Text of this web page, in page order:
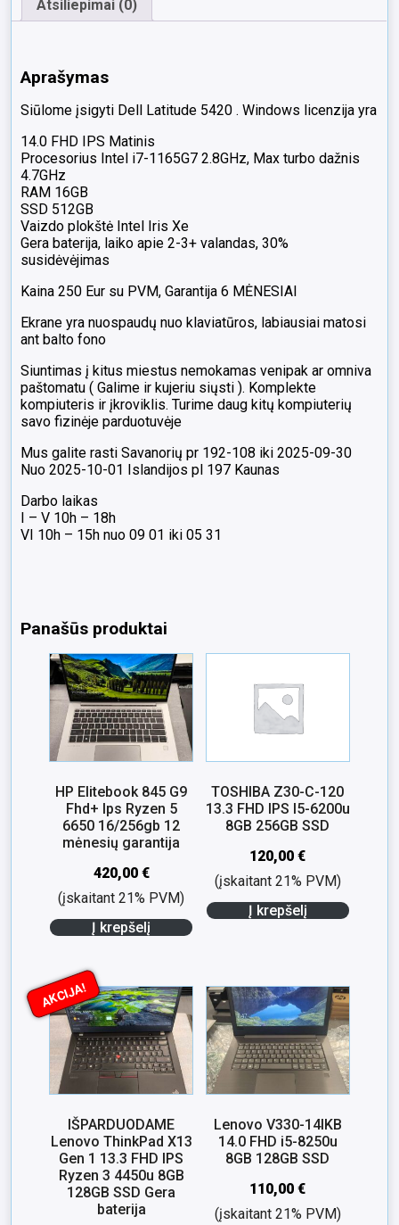
Atsiliepimai (0)
Aprašymas
Siūlome įsigyti Dell Latitude 5420 . Windows licenzija yra
14.0 FHD IPS Matinis
Procesorius Intel i7-1165G7 2.8GHz, Max turbo dažnis
4.7GHz
RAM 16GB
SSD 512GB
Vaizdo plokštė Intel Iris Xe
Gera baterija, laiko apie 2-3+ valandas, 30%
susidėvėjimas
Kaina 250 Eur su PVM, Garantija 6 MĖNESIAI
Ekrane yra nuospaudų nuo klaviatūros, labiausiai matosi
ant balto fono
Siuntimas į kitus miestus nemokamas venipak ar omniva
paštomatu ( Galime ir kujeriu siųsti ). Komplekte
kompiuteris ir įkroviklis. Turime daug kitų kompiuterių
savo fizinėje parduotuvėje
Mus galite rasti Savanorių pr 192-108 iki 2025-09-30
Nuo 2025-10-01 Islandijos pl 197 Kaunas
Darbo laikas
I – V 10h – 18h
VI 10h – 15h nuo 09 01 iki 05 31
Panašūs produktai
HP Elitebook 845 G9
Fhd+ Ips Ryzen 5
6650 16/256gb 12
mėnesių garantija
420,00 €
(įskaitant 21% PVM)
Į krepšelį
TOSHIBA Z30-C-120
13.3 FHD IPS I5-6200u
8GB 256GB SSD
120,00€
(įskaitant 21% PVM)
Į krepšelį
AKCIJA!
IŠPARDUODAME
Lenovo ThinkPad X13
Gen 1 13.3 FHD IPS
Ryzen 3 4450u 8GB
128GB SSD Gera
baterija
Lenovo V330-14IKB
14.0 FHD i5-8250u
8GB 128GB SSD
110,00€
(įskaitant 21% PVM)